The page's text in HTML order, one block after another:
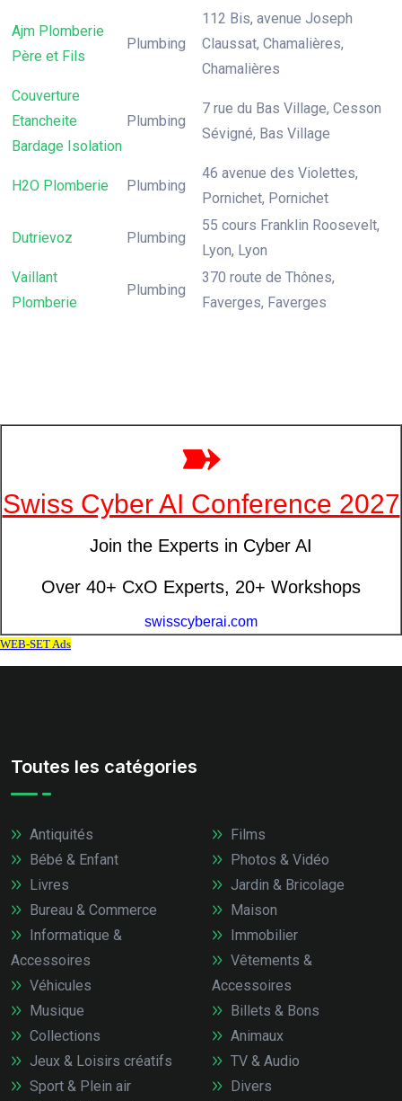
Ajm Plomberie
Père et Fils
Plumbing
112 Bis, avenue Joseph
Claussat, Chamalières,
Chamalières
Couverture
Etancheite
Bardage Isolation
Plumbing
7 rue du Bas Village, Cesson
Sévigné, Bas Village
H2O Plomberie Plumbing
46 avenue des Violettes,
Pornichet, Pornichet
Dutrievoz Plumbing
55 cours Franklin Roosevelt,
Lyon, Lyon
Vaillant
Plomberie
Plumbing
370 route de Thônes,
Faverges, Faverges
Toutes les catégories
Antiquités
Bébé & Enfant
Livres
Bureau & Commerce
Informatique &
Accessoires
Véhicules
Films
Photos & Vidéo
Jardin & Bricolage
Maison
Immobilier
Vêtements &
Accessoires
Musique
Collections
Jeux & Loisirs créatifs
Sport & Plein air
Billets & Bons
Animaux
TV & Audio
Divers